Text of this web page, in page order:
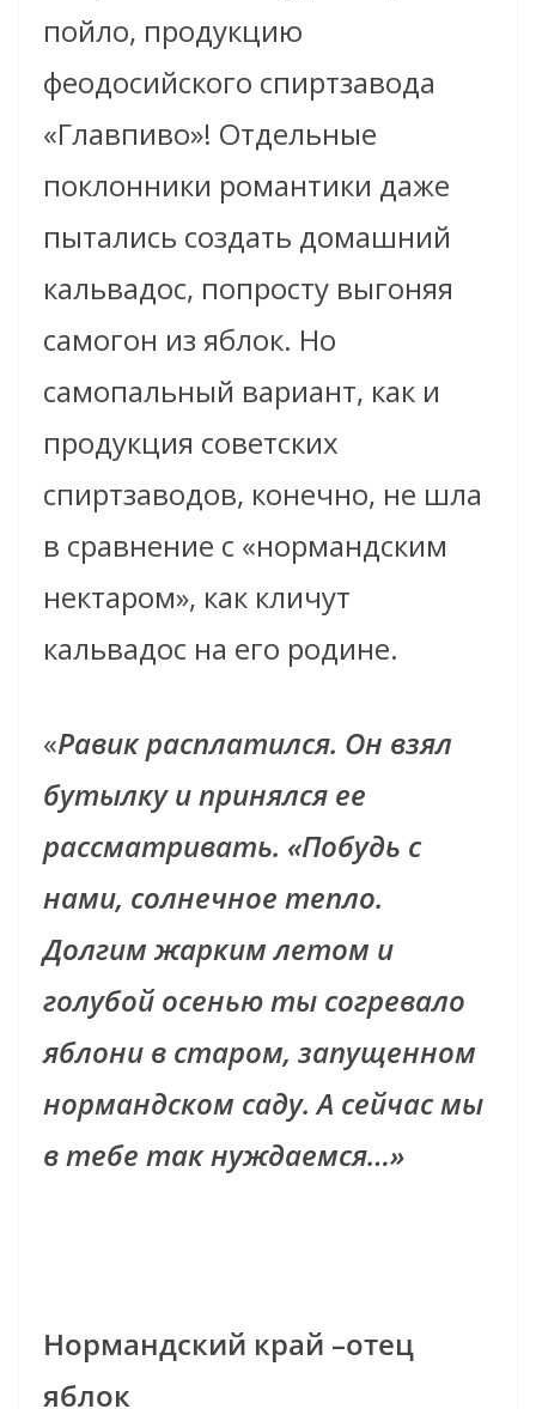
пойло, продукцию
феодосийского спиртзавода
«Главпиво»! Отдельные
поклонники романтики даже
пытались создать домашний
кальвадос, попросту выгоняя
самогон из яблок. Но
самопальный вариант, как и
продукция советских
спиртзаводов, конечно, не шла
в сравнение с «нормандским
нектаром», как кличут
кальвадос на его родине.
«Равик расплатился. Он взял
бутылку и принялся ее
рассматривать. «Побудь с
нами, солнечное тепло.
Долгим жарким летом и
голубой осенью ты согревало
яблони в старом, запущенном
нормандском саду. А сейчас мы
в тебе так нуждаемся…»
Нормандский край –отец
яблок